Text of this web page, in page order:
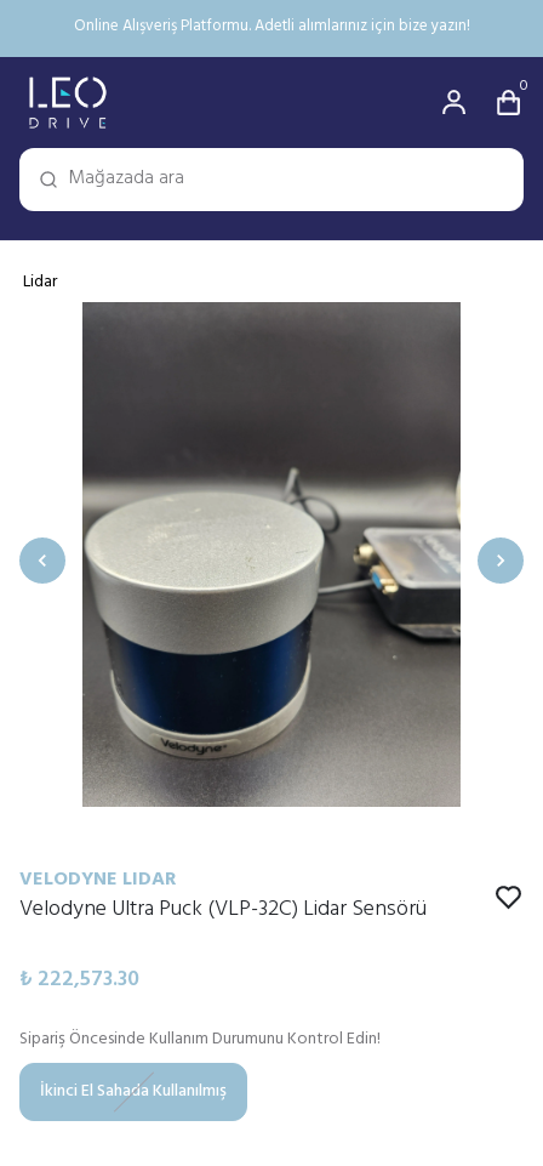
Online Alışveriş Platformu. Adetli alımlarınız için bize yazın!
0
Lidar
VELODYNE LIDAR
Velodyne Ultra Puck (VLP-32C) Lidar Sensörü
₺ 222,573.30
Sipariş Öncesinde Kullanım Durumunu Kontrol Edin!
İkinci El Sahada Kullanılmış